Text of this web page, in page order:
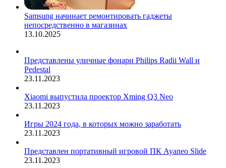
Samsung начинает ремонтировать гаджеты
непосредственно в магазинах
13.10.2025
Представлены уличные фонари Philips Radii Wall и
Pedestal
23.11.2023
Xiaomi выпустила проектор Xming Q3 Neo
23.11.2023
Игры 2024 года, в которых можно заработать
23.11.2023
Представлен портативный игровой ПК Ayaneo Slide
23.11.2023